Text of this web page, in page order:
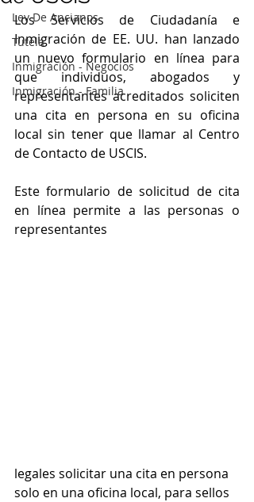
Ley De Ancianos
Tutela
Inmigración - Negocios
Inmigración - Familia
Los Servicios de Ciudadanía e
Inmigración de EE. UU. han lanzado
un nuevo formulario en línea para
que individuos, abogados y
representantes acreditados soliciten
una cita en persona en su oficina
local sin tener que llamar al Centro
de Contacto de USCIS.
Este formulario de solicitud de cita
en línea permite a las personas o
representantes
legales solicitar una cita en persona
solo en una oficina local, para sellos